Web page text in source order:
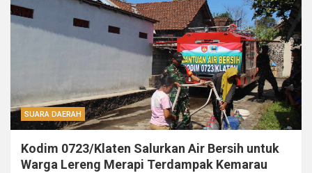
SUARA DAERAH
Kodim 0723/Klaten Salurkan Air Bersih untuk
Warga Lereng Merapi Terdampak Kemarau